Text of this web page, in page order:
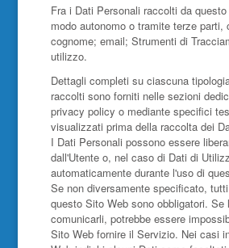
Fra i Dati Personali raccolti da
modo autonomo o tramite terze parti,
cognome; email; Strumenti di
utilizzo.
Dettagli completi su ciascuna
raccolti sono forniti nelle sezioni
privacy policy o mediante specifici
visualizzati prima della raccolta dei
I Dati Personali possono essere
dall'Utente o, nel caso di Dati di
automaticamente durante l'uso di
Se non diversamente specificato,
questo Sito Web sono obbligatori. Se
comunicarli, potrebbe essere
Sito Web fornire il Servizio. Nei casi